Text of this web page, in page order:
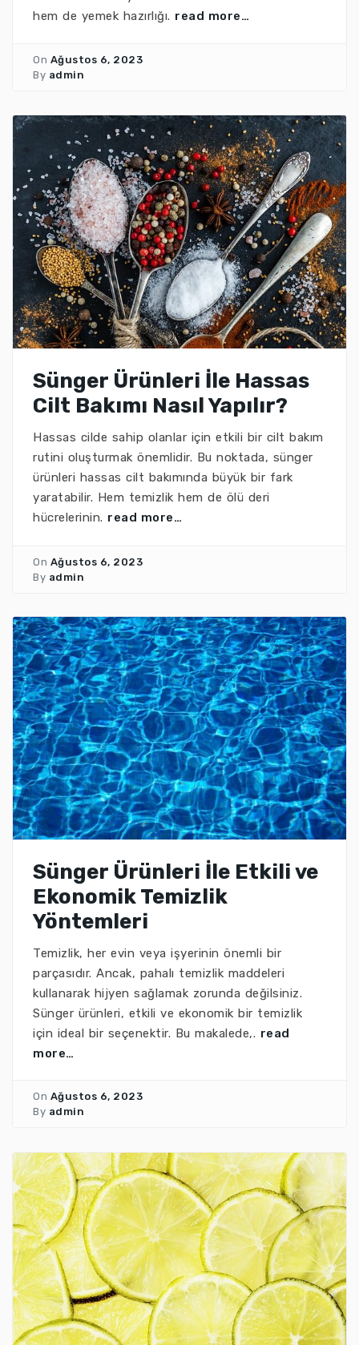
hem de yemek hazırlığı. read more…
On Ağustos 6, 2023
By admin
Sünger Ürünleri İle Hassas
Cilt Bakımı Nasıl Yapılır?
Hassas cilde sahip olanlar için etkili bir cilt bakım
rutini oluşturmak önemlidir. Bu noktada, sünger
ürünleri hassas cilt bakımında büyük bir fark
yaratabilir. Hem temizlik hem de ölü deri
hücrelerinin. read more…
On Ağustos 6, 2023
By admin
Sünger Ürünleri İle Etkili ve
Ekonomik Temizlik
Yöntemleri
Temizlik, her evin veya işyerinin önemli bir
parçasıdır. Ancak, pahalı temizlik maddeleri
kullanarak hijyen sağlamak zorunda değilsiniz.
Sünger ürünleri, etkili ve ekonomik bir temizlik
için ideal bir seçenektir. Bu makalede,. read
more…
On Ağustos 6, 2023
By admin